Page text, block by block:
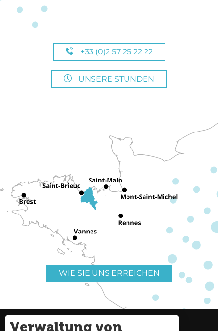
+33 (0)2 57 25 22 22
UNSERE STUNDEN
WIE SIE UNS ERREICHEN
Nützliche Links
Verwaltung von